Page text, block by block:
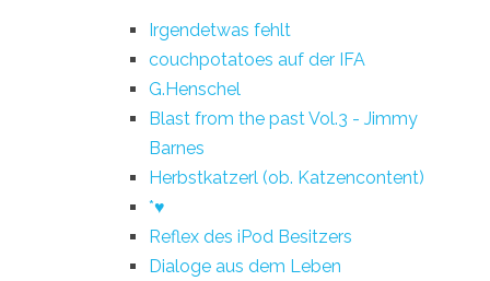
Irgendetwas fehlt
couchpotatoes auf der IFA
G.Henschel
Blast from the past Vol.3 - Jimmy
Barnes
Herbstkatzerl (ob. Katzencontent)
*♥
Reflex des iPod Besitzers
Dialoge aus dem Leben